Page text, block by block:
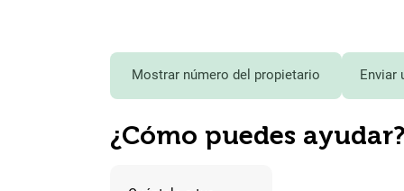
Mostrar número del propietario Enviar
¿Cómo puedes ayudar?